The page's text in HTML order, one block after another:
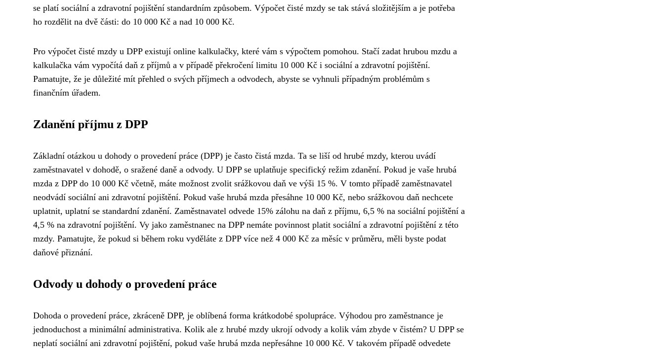
se platí sociální a zdravotní pojištění standardním způsobem. Výpočet čisté mzdy se tak stává složitějším a je potřeba
ho rozdělit na dvě části: do 10 000 Kč a nad 10 000 Kč.
Pro výpočet čisté mzdy u DPP existují online kalkulačky, které vám s výpočtem pomohou. Stačí zadat hrubou mzdu a
kalkulačka vám vypočítá daň z příjmů a v případě překročení limitu 10 000 Kč i sociální a zdravotní pojištění.
Pamatujte, že je důležité mít přehled o svých příjmech a odvodech, abyste se vyhnuli případným problémům s
finančním úřadem.
Zdanění příjmu z DPP
Základní otázkou u dohody o provedení práce (DPP) je často čistá mzda. Ta se liší od hrubé mzdy, kterou uvádí
zaměstnavatel v dohodě, o sražené daně a odvody. U DPP se uplatňuje specifický režim zdanění. Pokud je vaše hrubá
mzda z DPP do 10 000 Kč včetně, máte možnost zvolit srážkovou daň ve výši 15 %. V tomto případě zaměstnavatel
neodvádí sociální ani zdravotní pojištění. Pokud vaše hrubá mzda přesáhne 10 000 Kč, nebo srážkovou daň nechcete
uplatnit, uplatní se standardní zdanění. Zaměstnavatel odvede 15% zálohu na daň z příjmu, 6,5 % na sociální pojištění a
4,5 % na zdravotní pojištění. Vy jako zaměstnanec na DPP nemáte povinnost platit sociální a zdravotní pojištění z této
mzdy. Pamatujte, že pokud si během roku vyděláte z DPP více než 4 000 Kč za měsíc v průměru, měli byste podat
daňové přiznání.
Odvody u dohody o provedení práce
Dohoda o provedení práce, zkráceně DPP, je oblíbená forma krátkodobé spolupráce. Výhodou pro zaměstnance je
jednoduchost a minimální administrativa. Kolik ale z hrubé mzdy ukrojí odvody a kolik vám zbyde v čistém? U DPP se
neplatí sociální ani zdravotní pojištění, pokud vaše hrubá mzda nepřesáhne 10 000 Kč. V takovém případě odvedete